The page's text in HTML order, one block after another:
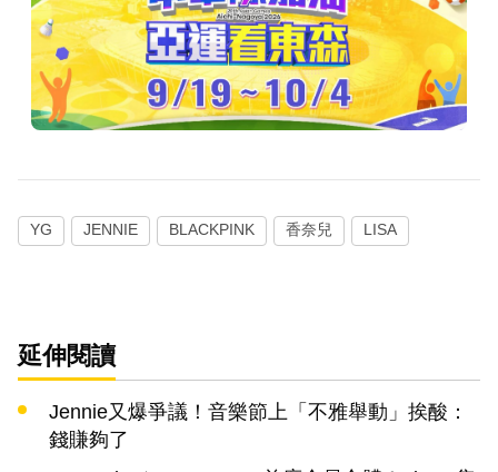
YG JENNIE BLACKPINK 香奈兒 LISA
延伸閱讀
Jennie又爆爭議！音樂節上「不雅舉動」挨酸：
錢賺夠了